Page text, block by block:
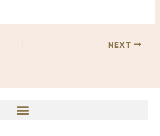
NEXT